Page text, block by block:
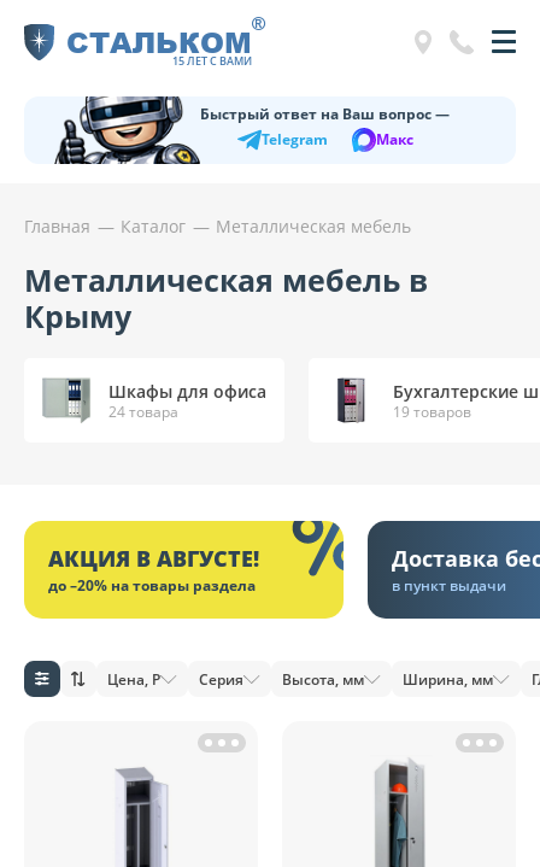
СТАЛЬКОМ
15 ЛЕТ С ВАМИ
®
Быстрый ответ на Ваш вопрос —
Telegram
Макс
Главная Каталог Металлическая мебель
Металлическая мебель в
Крыму
Шкафы для офиса
24 товара
Бухгалтерские
19 товаров
АКЦИЯ В АВГУСТЕ!
до –20% на товары раздела
Доставка
в пункт выдачи
Цена, Р Серия Высота, мм Ширина, мм